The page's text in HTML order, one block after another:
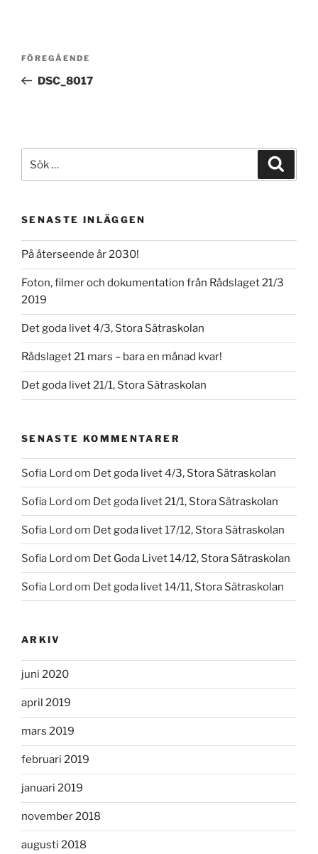
Inläggsnavigering
Föregående
inlägg
FÖREGÅENDE
DSC_8017
efter:
SENASTE INLÄGGEN
På återseende år 2030!
Foton, filmer och dokumentation från Rådslaget 21/3
2019
Det goda livet 4/3, Stora Sätraskolan
Rådslaget 21 mars – bara en månad kvar!
Det goda livet 21/1, Stora Sätraskolan
SENASTE KOMMENTARER
Sofia Lord om Det goda livet 4/3, Stora Sätraskolan
Sofia Lord om Det goda livet 21/1, Stora Sätraskolan
Sofia Lord om Det goda livet 17/12, Stora Sätraskolan
Sofia Lord om Det Goda Livet 14/12, Stora Sätraskolan
Sofia Lord om Det goda livet 14/11, Stora Sätraskolan
ARKIV
juni 2020
april 2019
mars 2019
februari 2019
januari 2019
november 2018
augusti 2018